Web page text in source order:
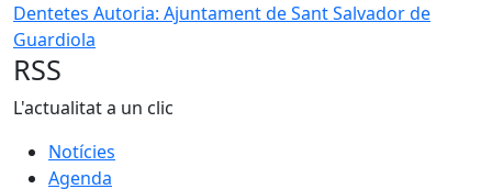
Dentetes Autoria: Ajuntament de Sant Salvador de
Guardiola
RSS
L'actualitat a un clic
Notícies
Agenda